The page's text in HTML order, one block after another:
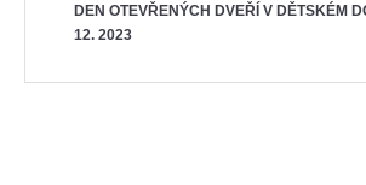
DEN OTEVŘENÝCH DVEŘÍ V DĚTSKÉM
12. 2023